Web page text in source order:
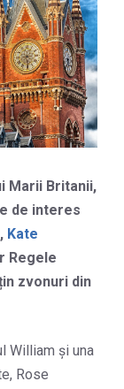
Marii Britanii,
de interes
Kate
Regele
zvonuri din
William și una
Rose